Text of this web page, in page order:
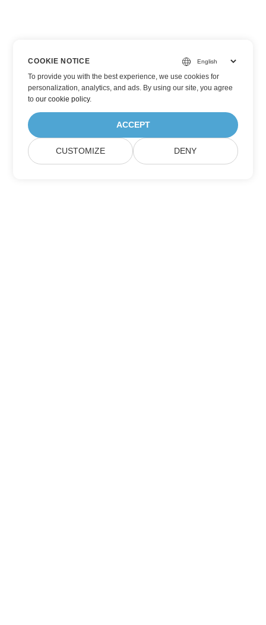
COOKIE NOTICE
To provide you with the best experience, we use cookies for
personalization, analytics, and ads. By using our site, you agree
toour cookie policy.
ACCEPT
CUSTOMIZE DENY